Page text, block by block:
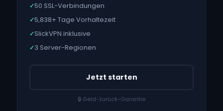
✓50 SSL-Verbindungen
✓5,838+ Tage Vorhaltezeit
✓SlickVPN inklusive
✓3 Server-Regionen
Jetzt starten
🔒 Geld-zurück-Garantie